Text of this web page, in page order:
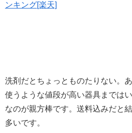
ンキング[楽天]
洗剤だとちょっとものたりない。
使うような値段が高い器具までは
なのが親方棒です。送料込みだと
多いです。